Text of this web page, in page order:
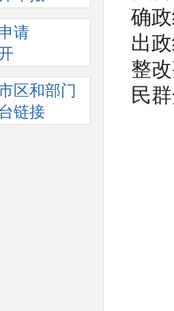
请
区和部门
链接
确
出
整
民